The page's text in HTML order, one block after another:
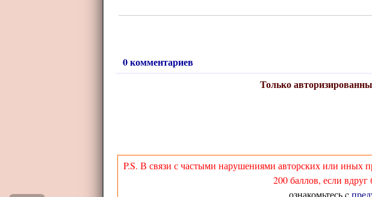
0 комментариев
Только
P.S. В связи с частыми нарушениями авторских или иных
200 баллов, если